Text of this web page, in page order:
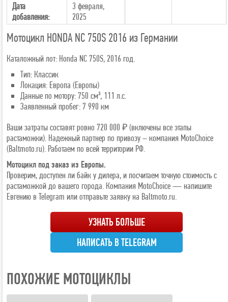
Дата
добавления:
3 февраля,
2025
Мотоцикл HONDA NC 750S 2016 из Германии
Каталожный лот: Honda NC 750S, 2016 год.
Тип: Классик
Локация: Европа (Европы)
Данные по мотору: 750 см³, 111 л.с.
Заявленный пробег: 7 990 км
Ваши затраты составят ровно 720 000 ₽ (включены все этапы
растаможки). Надежный партнер по привозу – компания MotoChoice
(Baltmoto.ru). Работаем по всей территории РФ.
Мотоцикл под заказ из Европы.
Проверим, доступен ли байк у дилера, и посчитаем точную стоимость с
растаможкой до вашего города. Компания MotoChoice — напишите
Евгению в Telegram или отправьте заявку на Baltmoto.ru.
УЗНАТЬ БОЛЬШЕ
НАПИСАТЬ В TELEGRAM
ПОХОЖИЕ МОТОЦИКЛЫ